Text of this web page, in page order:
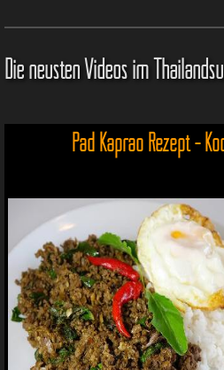
Die neusten Videos im
Pad Kaprao Rezept -